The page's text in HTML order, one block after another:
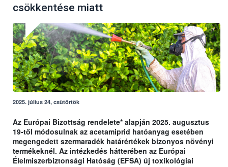
csökkentése miatt
2025. július 24, csütörtök
Az Európai Bizottság rendelete* alapján 2025. augusztus
19-től módosulnak az acetamiprid hatóanyag esetében
megengedett szermaradék határértékek bizonyos növényi
termékeknél. Az intézkedés hátterében az Európai
Élelmiszerbiztonsági Hatóság (EFSA) új toxikológiai